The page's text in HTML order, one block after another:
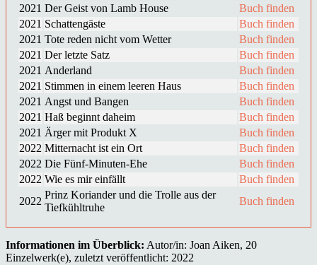
2021 Der Geist von Lamb House
Buch finden
2021 Schattengäste
Buch finden
2021 Tote reden nicht vom Wetter
Buch finden
2021 Der letzte Satz
Buch finden
2021 Anderland
Buch finden
2021 Stimmen in einem leeren Haus
Buch finden
2021 Angst und Bangen
Buch finden
2021 Haß beginnt daheim
Buch finden
2021 Ärger mit Produkt X
Buch finden
2022 Mitternacht ist ein Ort
Buch finden
2022 Die Fünf-Minuten-Ehe
Buch finden
2022 Wie es mir einfällt
Buch finden
2022
Prinz Koriander und die Trolle aus der
Tiefkühltruhe
Buch finden
Informationen im Überblick: Autor/in: Joan Aiken, 20
Einzelwerk(e), zuletzt veröffentlicht: 2022